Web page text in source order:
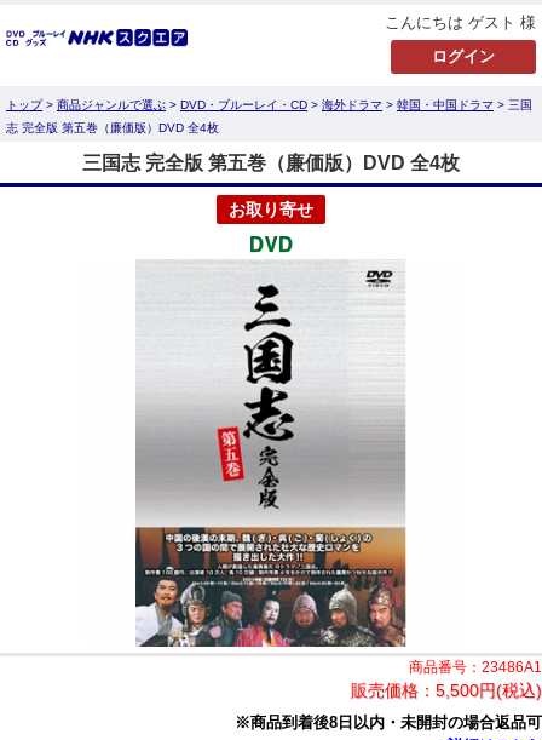
こんにちは ゲスト 様
トップ> 商品ジャンルで選ぶ > DVD・ブルーレイ・CD > 海外ドラマ > 韓国・中国ドラマ > 三国
志 完全版 第五巻（廉価版）DVD 全4枚
三国志 完全版 第五巻（廉価版）DVD 全4枚
お取り寄せ
商品番号：23486A1
販売価格： 5,500円(税込)
※商品到着後8日以内・未開封の場合返品可